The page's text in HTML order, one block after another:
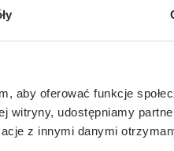
aby oferować funkcje
udostępniamy
z innymi danymi